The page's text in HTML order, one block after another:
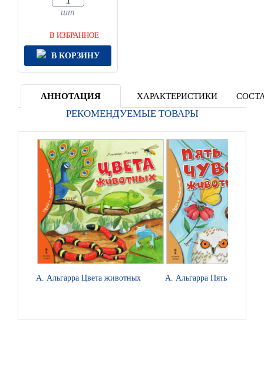
шт
В ИЗБРАННОЕ
В КОРЗИНУ
АННОТАЦИЯ ХАРАКТЕРИСТИКИ
РЕКОМЕНДУЕМЫЕ ТОВАРЫ
А. Альгарра Цвета животных А. Альгарра Пять чувств